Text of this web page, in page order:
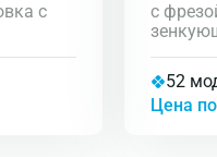
с
с
52
Цена